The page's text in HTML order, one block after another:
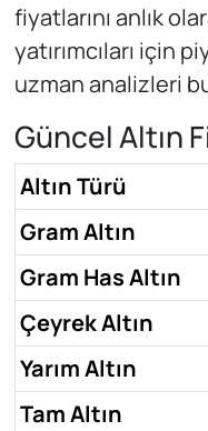
fiyatlarını anlık
yatırımcıları için
uzman analizleri
Güncel Altın
Altın Türü
Gram Altın
Gram Has Altın
Çeyrek Altın
Yarım Altın
Tam Altın